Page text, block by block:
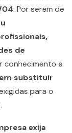
04. Por serem de
de
conhecimento e
substituir
para o
exija